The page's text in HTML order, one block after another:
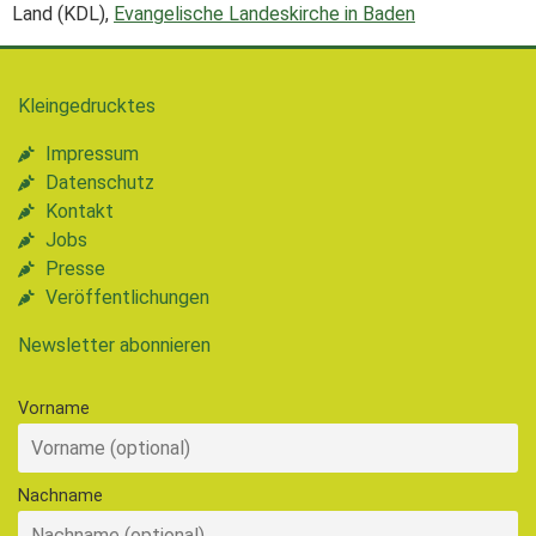
Land (KDL), Evangelische Landeskirche in Baden
Kleingedrucktes
Impressum
Datenschutz
Kontakt
Jobs
Presse
Veröffentlichungen
Newsletter abonnieren
Vorname
Nachname